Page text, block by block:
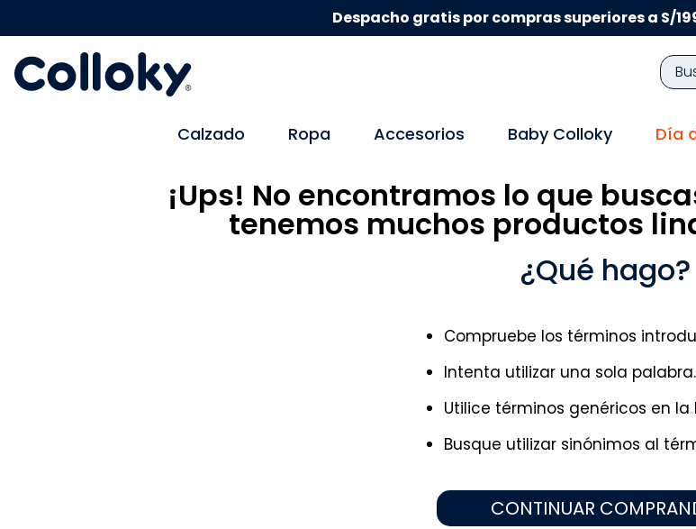
Despacho gratis por compras superiores a S/
Calzado Ropa Accesorios Baby Colloky Día
¡Ups! No encontramos lo que
tenemos muchos productos
¿Qué hago?
Compruebe los términos
Intenta utilizar una sola palabra.
Utilice términos genéricos en la
Busque utilizar sinónimos al
CONTINUAR
TÉRMINOS MÁS BUSCADOS
2 .
zapatillas niño
3.
medias
sandalias niña
7.
pijama
8 .
zapatos niña
9.
niño
10 . sandalias niño